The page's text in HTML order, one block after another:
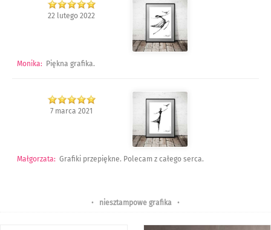
22 lutego 2022
Monika: Piękna grafika.
7 marca 2021
Małgorzata: Grafiki przepiękne. Polecam z całego serca.
• niesztampowe grafika •